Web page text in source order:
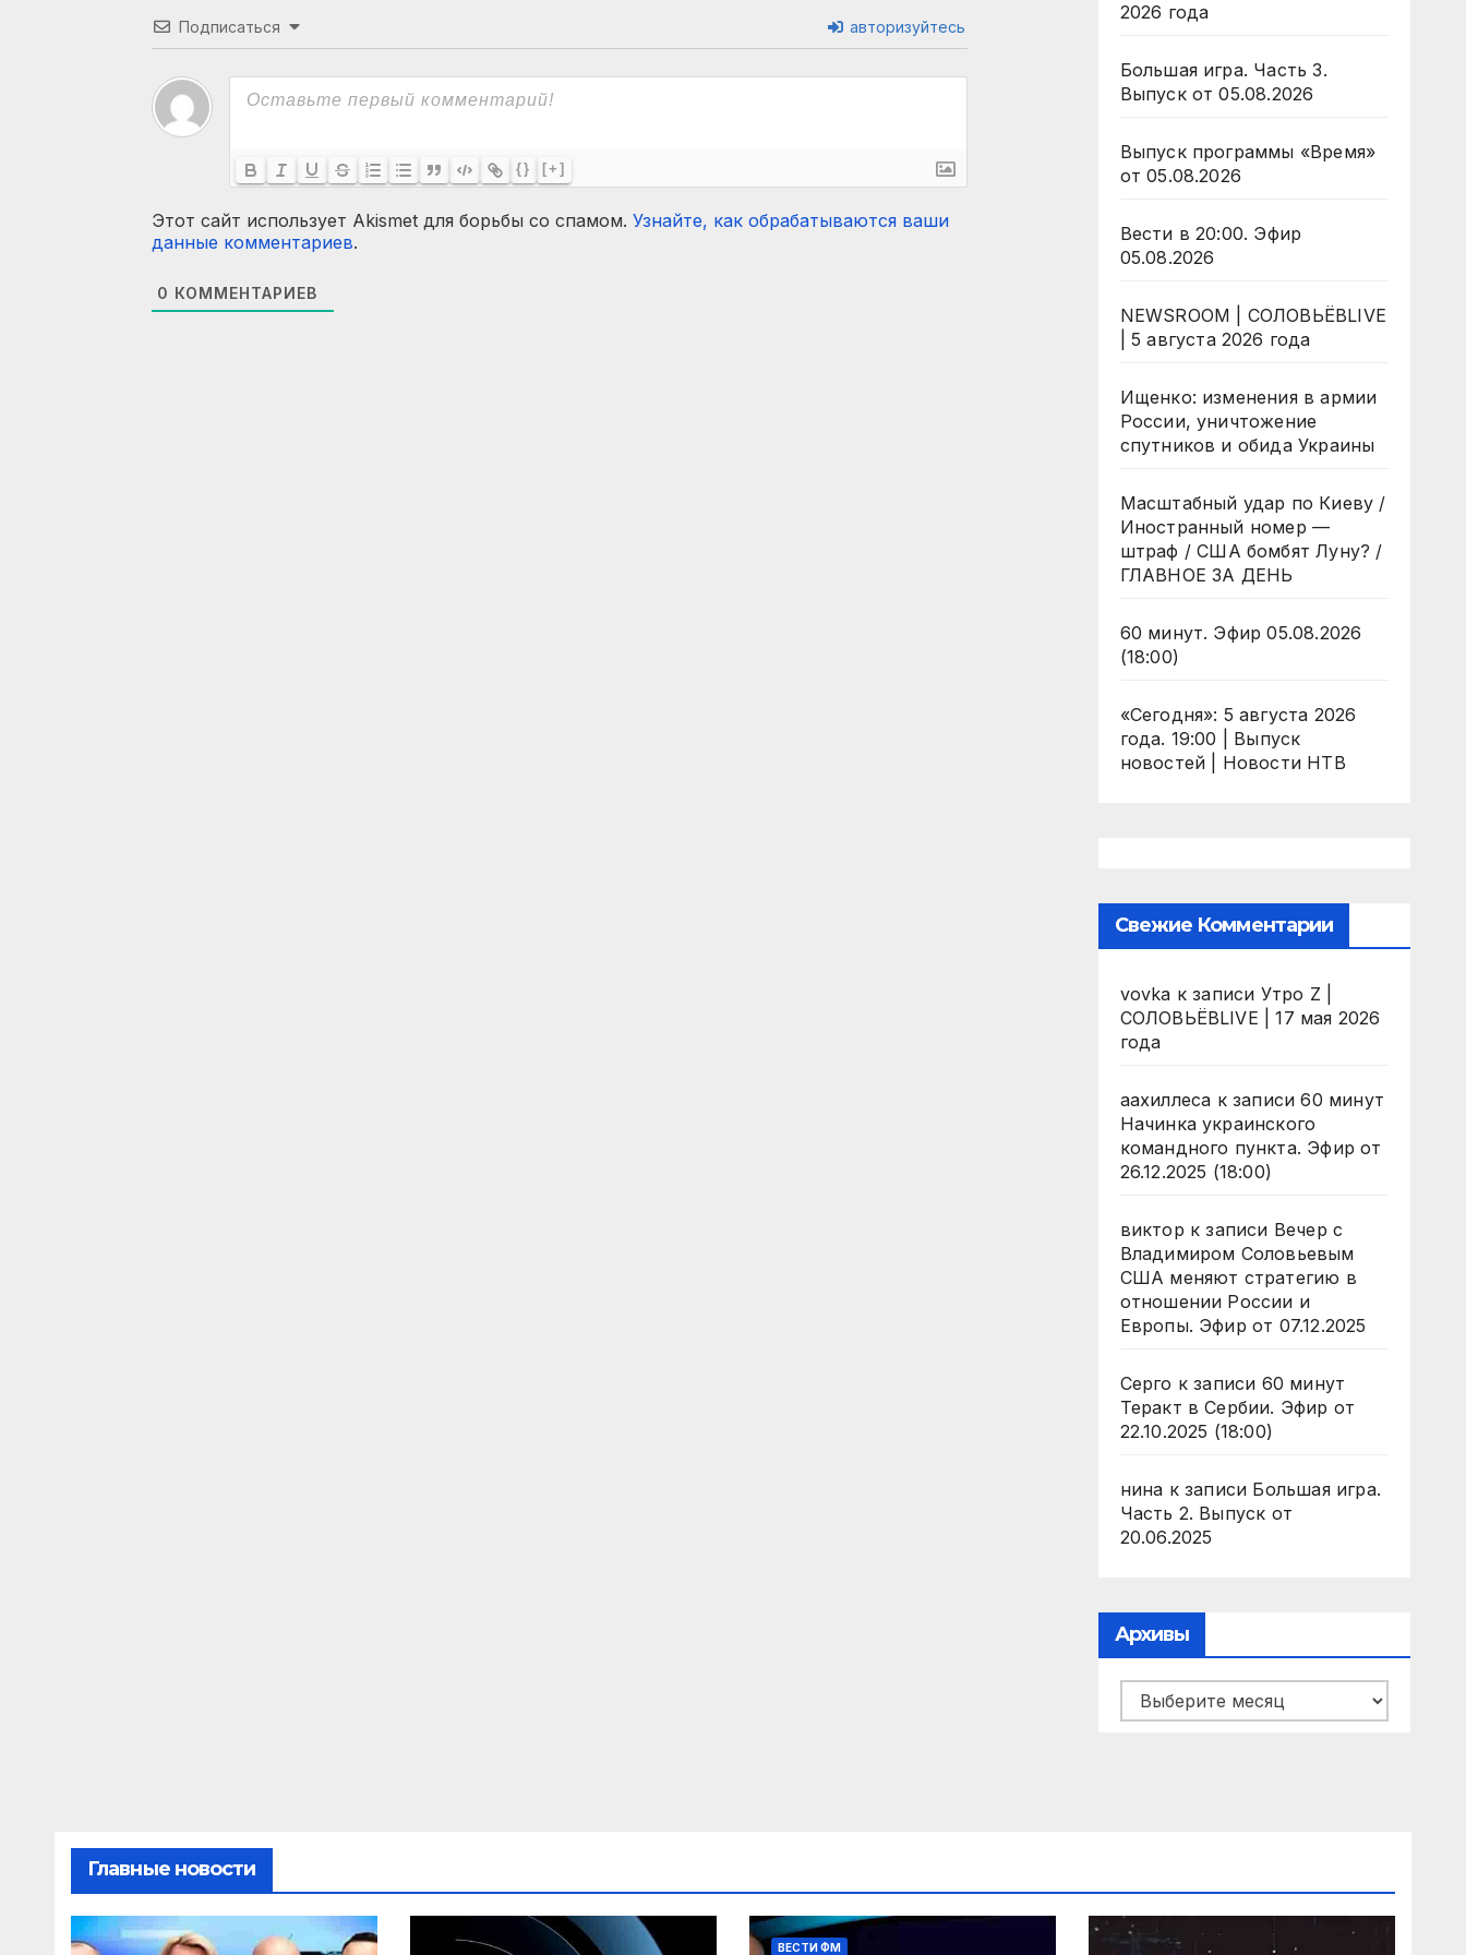
Подписаться авторизуйтесь
{} [+]
Этот сайт использует Akismet для борьбы со спамом. Узнайте, как обрабатываются ваши
данные комментариев.
0 КОММЕНТАРИЕВ
2026 года
Большая игра. Часть 3.
Выпуск от 05.08.2026
Выпуск программы «Время»
от 05.08.2026
Вести в 20:00. Эфир
05.08.2026
NEWSROOM | СОЛОВЬЁВLIVE
| 5 августа 2026 года
Ищенко: изменения в армии
России, уничтожение
спутников и обида Украины
Масштабный удар по Киеву /
Иностранный номер —
штраф / США бомбят Луну? /
ГЛАВНОЕ ЗА ДЕНЬ
60 минут. Эфир 05.08.2026
(18:00)
«Сегодня»: 5 августа 2026
года. 19:00 | Выпуск
новостей | Новости НТВ
Свежие Комментарии
vovka к записи Утро Z |
СОЛОВЬЁВLIVE | 17 мая 2026
года
аахиллеса к записи60 минут
Начинка украинского
командного пункта. Эфир от
26.12.2025 (18:00)
виктор к записи Вечер с
Владимиром Соловьевым
США меняют стратегию в
отношении России и
Европы. Эфир от 07.12.2025
Серго к записи 60 минут
Теракт в Сербии. Эфир от
22.10.2025 (18:00)
нина к записи Большая игра.
Часть 2. Выпуск от
20.06.2025
Архивы
Архивы
Главные новости
ВЕСТИ ФМ